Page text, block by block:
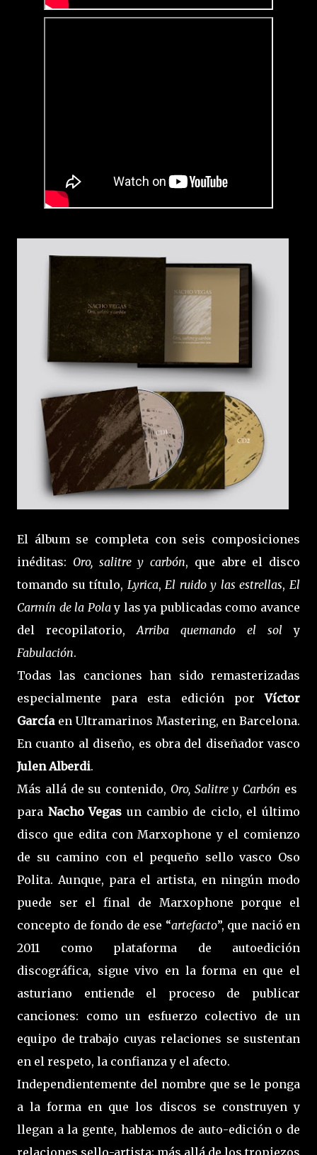
El álbum se completa con seis composiciones
inéditas: Oro, salitre y carbón, que abre el disco
tomando su título, Lyrica, El ruido y las estrellas, El
Carmín de la Polay las ya publicadas como avance
del recopilatorio, Arriba quemando el soly
Fabulación.
Todas las canciones han sido remasterizadas
especialmente para esta edición porVíctor
Garcíaen Ultramarinos Mastering, en Barcelona.
En cuanto al diseño, es obra del diseñador vasco
Julen Alberdi.
Más allá de su contenido, Oro, Salitre y Carbón es
para Nacho Vegas un cambio de ciclo, el último
disco que edita con Marxophone y el comienzo
de su camino con el pequeño sello vasco Oso
Polita. Aunque, para el artista, en ningún modo
puede ser el final de Marxophone porque el
concepto de fondo de ese “artefacto”, que nació en
2011 como plataforma de autoedición
discográfica, sigue vivo en la forma en que el
asturiano entiende el proceso de publicar
canciones: como un esfuerzo colectivo de un
equipo de trabajo cuyas relaciones se sustentan
en el respeto, la confianza y el afecto.
Independientemente del nombre que se le ponga
a la forma en que los discos se construyen y
llegan a la gente, hablemos de auto-edición o de
relaciones sello-artista; más allá de los tropiezos